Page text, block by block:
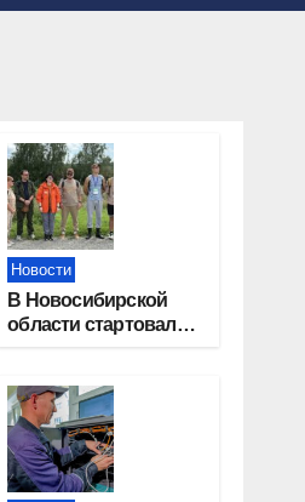
Новости
В Новосибирской
области стартовал